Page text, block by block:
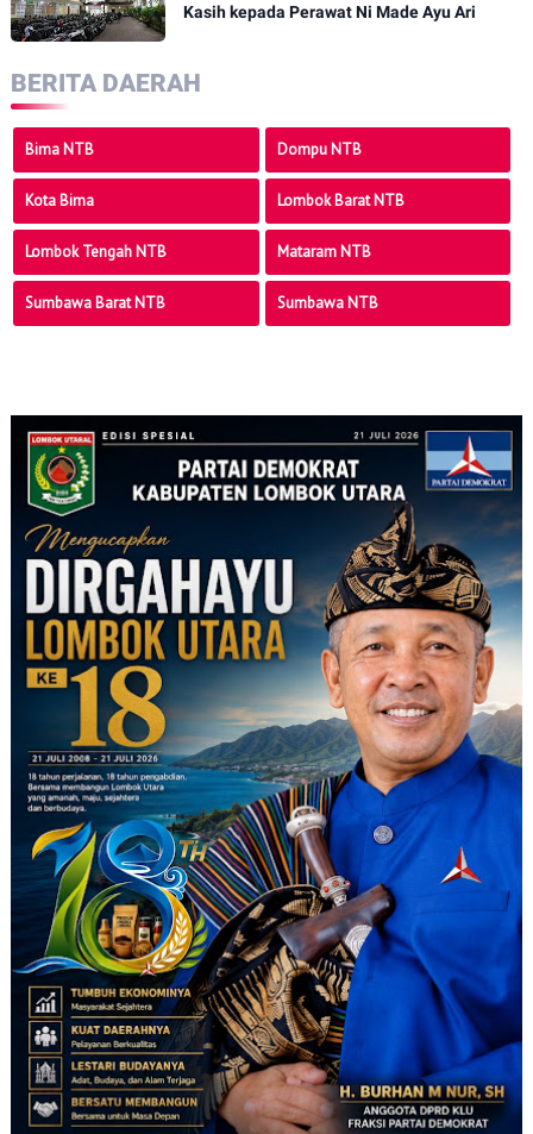
Kasih kepada Perawat Ni Made Ayu Ari
BERITA DAERAH
Bima NTB Dompu NTB
Kota Bima Lombok Barat NTB
Lombok Tengah NTB Mataram NTB
Sumbawa Barat NTB Sumbawa NTB